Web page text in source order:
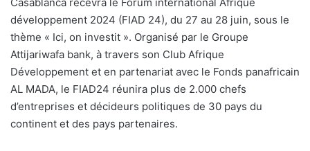
Casablanca recevra le Forum international Afrique
développement 2024 (FIAD 24), du 27 au 28 juin, sous le
thème « Ici, on investit ». Organisé par le Groupe
Attijariwafa bank, à travers son Club Afrique
Développement et en partenariat avec le Fonds panafricain
AL MADA, le FIAD24 réunira plus de 2.000 chefs
d’entreprises et décideurs politiques de 30 pays du
continent et des pays partenaires.